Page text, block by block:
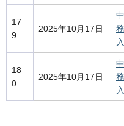
17
9.
2025年10月17日
18
0.
2025年10月17日